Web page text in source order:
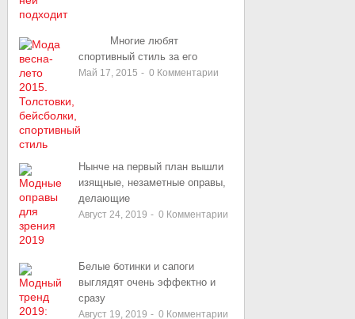
Многие любят
спортивный стиль за его
Май 17, 2015 - 0 Комментарии
Нынче на первый план вышли
изящные, незаметные оправы,
делающие
Август 24, 2019 - 0 Комментарии
Белые ботинки и сапоги
выглядят очень эффектно и
сразу
Август 19, 2019 - 0 Комментарии